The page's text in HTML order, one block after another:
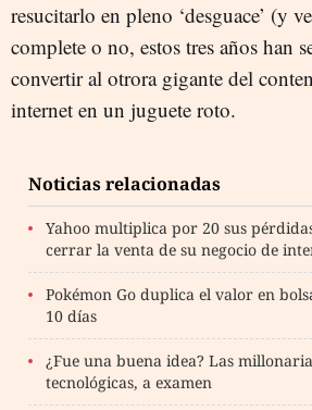
resucitarlo en pleno ‘desguace’ (y
complete o no, estos tres años han
convertir al otrora gigante del
internet en un juguete roto.
Noticias relacionadas
Yahoo multiplica por 20 sus
cerrar la venta de su negocio de
Pokémon Go duplica el valor en
10 días
¿Fue una buena idea? Las
tecnológicas, a examen